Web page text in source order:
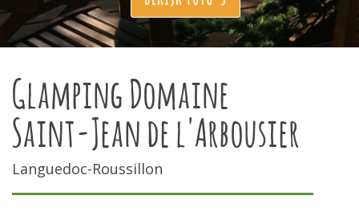
Glamping Domaine
Saint-Jean de l'Arbousier
Languedoc-Roussillon